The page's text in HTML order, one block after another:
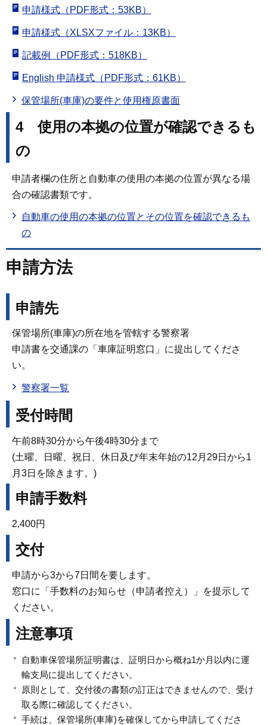
申請様式（PDF形式：53KB）
申請様式（XLSXファイル：13KB）
記載例（PDF形式：518KB）
English 申請様式（PDF形式：61KB）
保管場所(車庫)の要件と使用権原書面
4 使用の本拠の位置が確認できるも
の
申請者欄の住所と自動車の使用の本拠の位置が異なる場
合の確認書類です。
自動車の使用の本拠の位置とその位置を確認できるも
の
申請方法
申請先
保管場所(車庫)の所在地を管轄する警察署
申請書を交通課の「車庫証明窓口」に提出してくださ
い。
警察署一覧
受付時間
午前8時30分から午後4時30分まで
(土曜、日曜、祝日、休日及び年末年始の12月29日から1
月3日を除きます。)
申請手数料
2,400円
交付
申請から3から7日間を要します。
窓口に「手数料のお知らせ（申請者控え）」を提示して
ください。
注意事項
自動車保管場所証明書は、証明日から概ね1か月以内に運
輸支局に提出してください。
原則として、交付後の書類の訂正はできませんので、受け
取る際に確認してください。
手続は、保管場所(車庫)を確保してから申請してくださ